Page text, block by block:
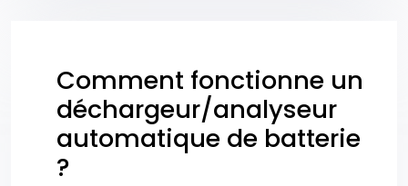
Comment fonctionne un
déchargeur/analyseur
automatique de batterie
?